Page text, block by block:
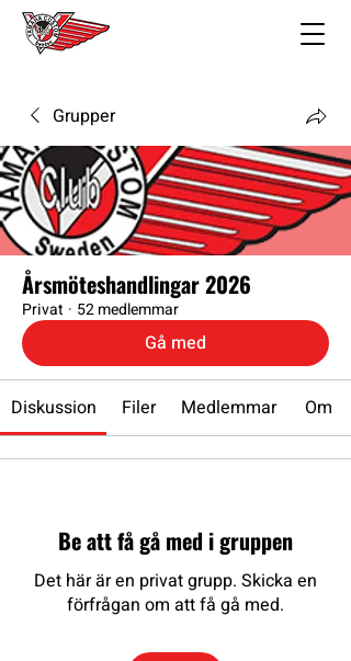
Grupper
Årsmöteshandlingar 2026
Privat · 52 medlemmar
Gå med
Diskussion Filer Medlemmar Om
Be att få gå med i gruppen
Det här är en privat grupp. Skicka en
förfrågan om att få gå med.